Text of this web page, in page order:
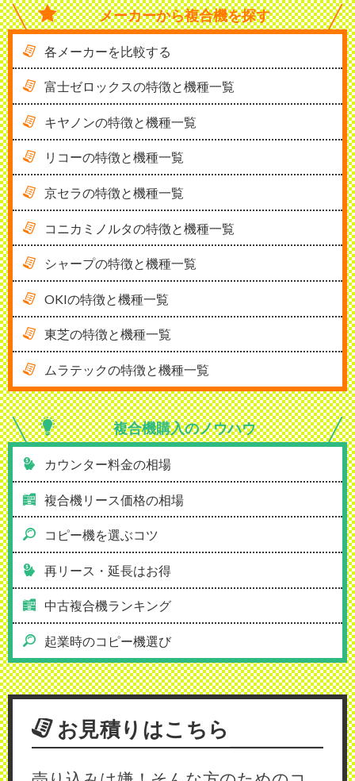
メーカーから複合機を探す
各メーカーを比較する
富士ゼロックスの特徴と機種一覧
キヤノンの特徴と機種一覧
リコーの特徴と機種一覧
京セラの特徴と機種一覧
コニカミノルタの特徴と機種一覧
シャープの特徴と機種一覧
OKIの特徴と機種一覧
東芝の特徴と機種一覧
ムラテックの特徴と機種一覧
複合機購入のノウハウ
カウンター料金の相場
複合機リース価格の相場
コピー機を選ぶコツ
再リース・延長はお得
中古複合機ランキング
起業時のコピー機選び
お見積りはこちら